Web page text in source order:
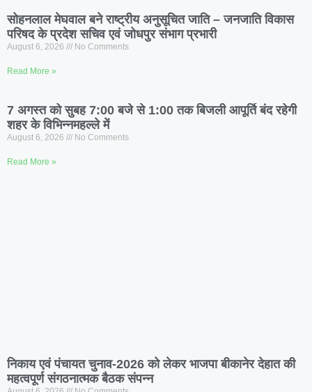
सोहनलाल मेघवाल बने राष्ट्रीय अनुसूचित जाति – जनजाति विकास
परिषद के प्रदेश सचिव एवं जोधपुर संभाग प्रभारी
August 6, 2026 No Comments
Read More »
7 अगस्त को सुबह 7:00 बजे से 1:00 तक बिजली आपूर्ति बंद रहेगी
शहर के विभिन्नमहल्ले में
August 6, 2026 No Comments
Read More »
निकाय एवं पंचायत चुनाव-2026 को लेकर भाजपा बीकानेर देहात की
महत्वपूर्ण संगठनात्मक बैठक संपन्न